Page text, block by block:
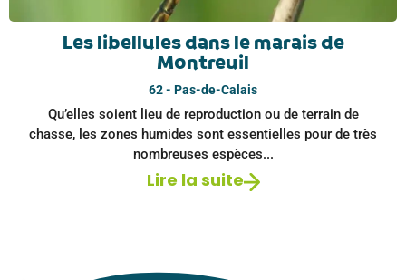
Les libellules dans le marais de
Montreuil
62 - Pas-de-Calais
Qu’elles soient lieu de reproduction ou de terrain de
chasse, les zones humides sont essentielles pour de très
nombreuses espèces...
Lire la suite